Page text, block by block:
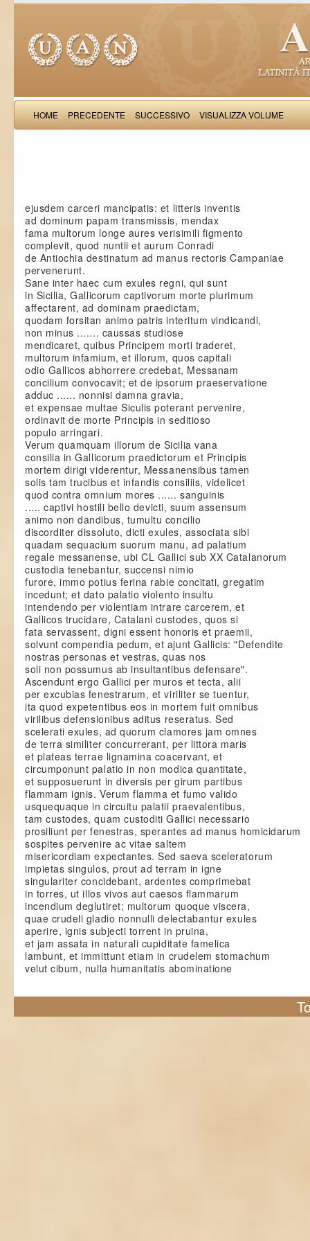
HOME PRECEDENTE SUCCESSIVO VISUALIZZA VOLUME
ejusdem carceri mancipatis: et litteris inventis
ad dominum papam transmissis, mendax
fama multorum longe aures verisimili figmento
complevit, quod nuntii et aurum Conradi
de Antiochia destinatum ad manus rectoris Campaniae
pervenerunt.
Sane inter haec cum exules regni, qui sunt
in Sicilia, Gallicorum captivorum morte plurimum
affectarent, ad dominam praedictam,
quodam forsitan animo patris interitum vindicandi,
non minus ....... caussas studiose
mendicaret, quibus Principem morti traderet,
multorum infamium, et illorum, quos capitali
odio Gallicos abhorrere credebat, Messanam
concilium convocavit; et de ipsorum praeservatione
adduc ...... nonnisi damna gravia,
et expensae multae Siculis poterant pervenire,
ordinavit de morte Principis in seditioso
populo arringari.
Verum quamquam illorum de Sicilia vana
consilia in Gallicorum praedictorum et Principis
mortem dirigi viderentur, Messanensibus tamen
solis tam trucibus et infandis consiliis, videlicet
quod contra omnium mores ...... sanguinis
..... captivi hostili bello devicti, suum assensum
animo non dandibus, tumultu concilio
discorditer dissoluto, dicti exules, associata sibi
quadam sequacium suorum manu, ad palatium
regale messanense, ubi CL Gallici sub XX Catalanorum
custodia tenebantur, succensi nimio
furore, immo potius ferina rabie concitati, gregatim
incedunt; et dato palatio violento insultu
intendendo per violentiam intrare carcerem, et
Gallicos trucidare, Catalani custodes, quos si
fata servassent, digni essent honoris et praemii,
solvunt compendia pedum, et ajunt Gallicis: "Defendite
nostras personas et vestras, quas nos
soli non possumus ab insultantibus defensare".
Ascendunt ergo Gallici per muros et tecta, alii
per excubias fenestrarum, et viriliter se tuentur,
ita quod expetentibus eos in mortem fuit omnibus
virilibus defensionibus aditus reseratus. Sed
scelerati exules, ad quorum clamores jam omnes
de terra similiter concurrerant, per littora maris
et plateas terrae lignamina coacervant, et
circumponunt palatio in non modica quantitate,
et supposuerunt in diversis per girum partibus
flammam ignis. Verum flamma et fumo valido
usquequaque in circuitu palatii praevalentibus,
tam custodes, quam custoditi Gallici necessario
prosiliunt per fenestras, sperantes ad manus homicidarum
sospites pervenire ac vitae saltem
misericordiam expectantes. Sed saeva sceleratorum
impietas singulos, prout ad terram in igne
singulariter concidebant, ardentes comprimebat
in torres, ut illos vivos aut caesos flammarum
incendium deglutiret; multorum quoque viscera,
quae crudeli gladio nonnulli delectabantur exules
aperire, ignis subjecti torrent in pruina,
et jam assata in naturali cupiditate famelica
lambunt, et immittunt etiam in crudelem stomachum
velut cibum, nulla humanitatis abominatione